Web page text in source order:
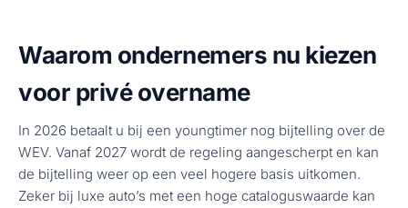
Waarom ondernemers nu kiezen
voor privé overname
In 2026 betaalt u bij een youngtimer nog bijtelling over de
WEV. Vanaf 2027 wordt de regeling aangescherpt en kan
de bijtelling weer op een veel hogere basis uitkomen.
Zeker bij luxe auto’s met een hoge cataloguswaarde kan